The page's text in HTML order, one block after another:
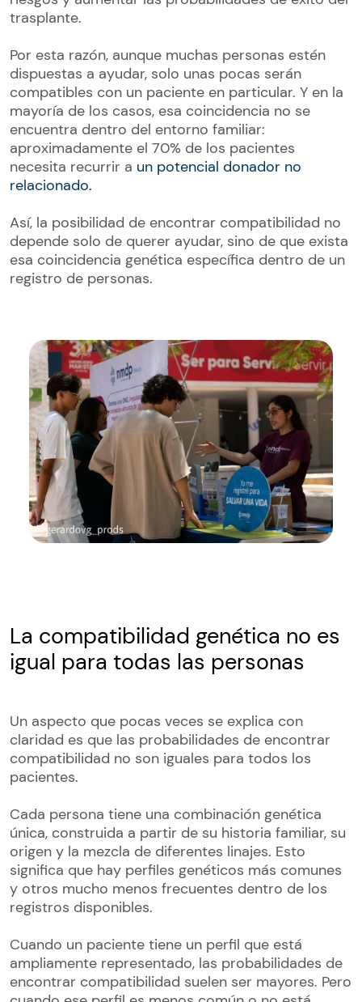
trasplante.
Por esta razón, aunque muchas personas estén
dispuestas a ayudar, solo unas pocas serán
compatibles con un paciente en particular. Y en la
mayoría de los casos, esa coincidencia no se
encuentra dentro del entorno familiar:
aproximadamente el 70% de los pacientes
necesita recurrir a un potencial donador no
relacionado.
Así, la posibilidad de encontrar compatibilidad no
depende solo de querer ayudar, sino de que exista
esa coincidencia genética específica dentro de un
registro de personas.
La compatibilidad genética no es
igual para todas las personas
Un aspecto que pocas veces se explica con
claridad es que las probabilidades de encontrar
compatibilidad no son iguales para todos los
pacientes.
Cada persona tiene una combinación genética
única, construida a partir de su historia familiar, su
origen y la mezcla de diferentes linajes. Esto
significa que hay perfiles genéticos más comunes
y otros mucho menos frecuentes dentro de los
registros disponibles.
Cuando un paciente tiene un perfil que está
ampliamente representado, las probabilidades de
encontrar compatibilidad suelen ser mayores. Pero